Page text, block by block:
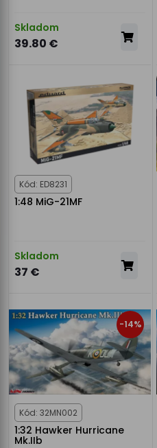
Skladom
39.80 €
Kód: ED8231
1:48 MiG-21MF
Skladom
37 €
-14%
Kód: 32MN002
1:32 Hawker Hurricane
Mk.IIb